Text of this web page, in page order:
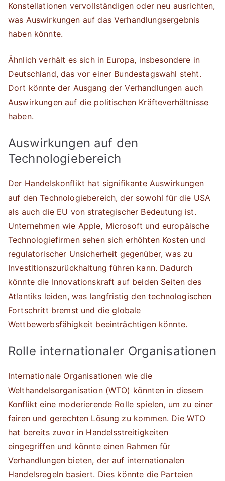
Konstellationen vervollständigen oder neu ausrichten,
was Auswirkungen auf das Verhandlungsergebnis
haben könnte.
Ähnlich verhält es sich in Europa, insbesondere in
Deutschland, das vor einer Bundestagswahl steht.
Dort könnte der Ausgang der Verhandlungen auch
Auswirkungen auf die politischen Kräfteverhältnisse
haben.
Auswirkungen auf den
Technologiebereich
Der Handelskonflikt hat signifikante Auswirkungen
auf den Technologiebereich, der sowohl für die USA
als auch die EU von strategischer Bedeutung ist.
Unternehmen wie Apple, Microsoft und europäische
Technologiefirmen sehen sich erhöhten Kosten und
regulatorischer Unsicherheit gegenüber, was zu
Investitionszurückhaltung führen kann. Dadurch
könnte die Innovationskraft auf beiden Seiten des
Atlantiks leiden, was langfristig den technologischen
Fortschritt bremst und die globale
Wettbewerbsfähigkeit beeinträchtigen könnte.
Rolle internationaler Organisationen
Internationale Organisationen wie die
Welthandelsorganisation (WTO) könnten in diesem
Konflikt eine moderierende Rolle spielen, um zu einer
fairen und gerechten Lösung zu kommen. Die WTO
hat bereits zuvor in Handelsstreitigkeiten
eingegriffen und könnte einen Rahmen für
Verhandlungen bieten, der auf internationalen
Handelsregeln basiert. Dies könnte die Parteien